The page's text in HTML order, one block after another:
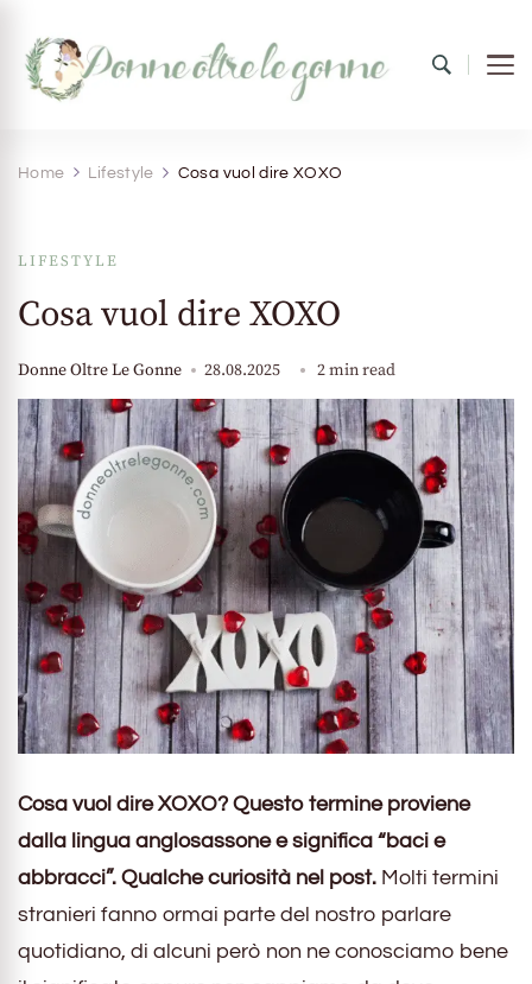
Home Lifestyle Cosa vuol dire XOXO
LIFESTYLE
Cosa vuol dire XOXO
Donne Oltre Le Gonne 28.08.2025 2 min read
Cosa vuol dire XOXO? Questo termine proviene
dalla lingua anglosassone e significa “baci e
abbracci”. Qualche curiosità nel post. Molti termini
stranieri fanno ormai parte del nostro parlare
quotidiano, di alcuni però non ne conosciamo bene